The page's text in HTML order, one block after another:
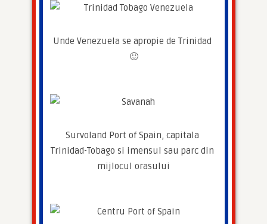
Unde Venezuela se apropie de Trinidad
🙂
Survoland Port of Spain, capitala
Trinidad-Tobago si imensul sau parc din
mijlocul orasului